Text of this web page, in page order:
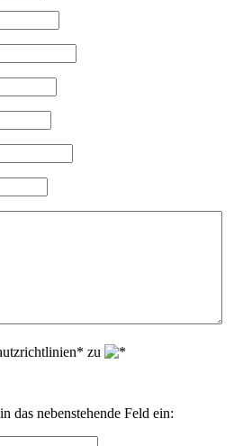
zu
das nebenstehende Feld ein: